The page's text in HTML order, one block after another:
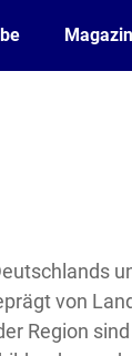
Magazin
von
Region sind